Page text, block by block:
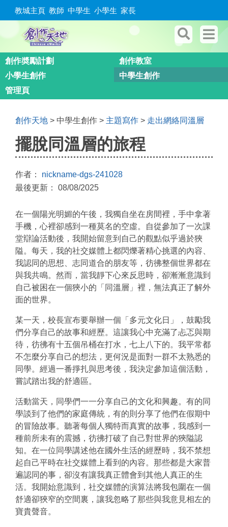
教城主頁 教師 中學生 小學生 家長
創作奬勵計劃
創作教室
小學生創作
中學生創作
管理頁
創作天地 > 中學生創作 > 主題寫作 > 走出網絡同溫層
擺脫同溫層的旅程
作者： nickname-dgs-241028
最後更新： 08/08/2025
在一個陽光明媚的午後，我獨自坐在房間裡，手中拿著
手機，心裡卻感到一種莫名的空虛。自從參加了一次課
堂辯論活動後，我開始留意到自己的觀點似乎過於狹
隘。每天，我的社交媒體上都閃爍著精心挑選的內容、
我認同的思想、志同道合的朋友等，彷彿整個世界都在
與我共鳴。然而，當我靜下心來反思時，卻漸漸意識到
自己被困在一個狹小的「同溫層」裡，無法真正了解外
面的世界。
某一天，校長宣布要舉辦一個「多元文化日」，鼓勵我
們分享自己的故事和經歷。這讓我心中充滿了忐忑與期
待，彷彿有十五個吊桶在打水，七上八下的。我平常都
不怎麼分享自己的想法，更何況是面對一群不太熟悉的
同學。經過一番掙扎與思考後，我決定參加這個活動，
嘗試踏出我的舒適區。
活動當天，同學們一一分享自己的文化和興趣。有的同
學談到了他們的家庭傳統，有的則分享了他們在假期中
的冒險故事。聽著每個人獨特而真實的故事，我感到一
種前所未有的震撼，彷彿打破了自己對世界的狹隘認
知。在一位同學講述他在國外生活的經歷時，我不禁想
起自己平時在社交媒體上看到的內容。那些都是大家普
遍認同的事，卻沒有讓我真正體會到其他人真正的生
活。我開始意識到，社交媒體的演算法將我包圍在一個
舒適卻狹窄的空間裏，讓我忽略了那些與我意見相左的
寶貴聲音。